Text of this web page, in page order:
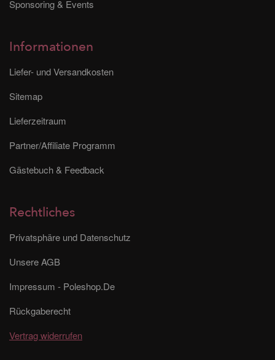
Sponsoring & Events
Informationen
Liefer- und Versandkosten
Sitemap
Lieferzeitraum
Partner/Affiliate Programm
Gästebuch & Feedback
Rechtliches
Privatsphäre und Datenschutz
Unsere AGB
Impressum - Poleshop.De
Rückgaberecht
Vertrag widerrufen